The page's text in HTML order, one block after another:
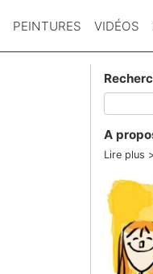
PEINTURES VIDÉOS
A
Lire plus